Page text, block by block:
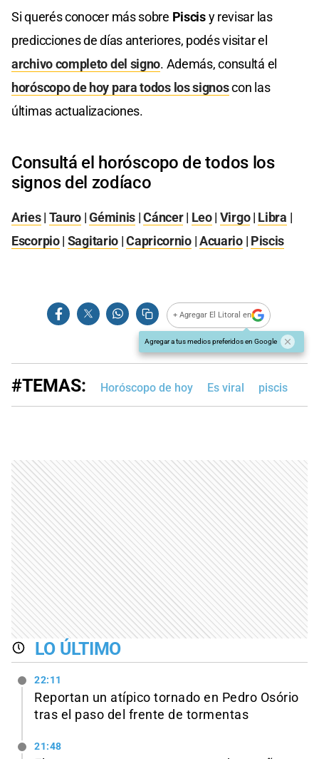
Si querés conocer más sobre Piscisy revisar las
predicciones de días anteriores, podés visitar el
archivo completo del signo. Además, consultá el
horóscopo de hoy para todos los signoscon las
últimas actualizaciones.
Consultá el horóscopo de todos los
signos del zodíaco
Aries| Tauro |Géminis |Cáncer| Leo| Virgo| Libra |
Escorpio| Sagitario |Capricornio|Acuario| Piscis
+ Agregar El Litoral en
Agregar a tus medios preferidos en Google
#TEMAS: Horóscopo de hoy Es viral piscis
LO ÚLTIMO
22:11
Reportan un atípico tornado en Pedro Osório
tras el paso del frente de tormentas
21:48